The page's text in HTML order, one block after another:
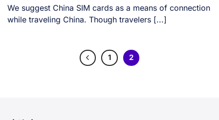
んどの公共エリアで、「AIRPORT-FREE-WIFI」という無
線ネットワークを簡単に見つけて接続できます： 注：香
料Wi-Fiへの接続方法は？ 「AIRPORT-FREE-WIFI」ネッ
トワークに接続するには、ログイン認証を行う3つの方法
We suggest China SIM cards as a means of connection
while traveling China. Though travelers [...]
1 2